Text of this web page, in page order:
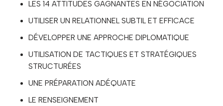
LES 14 ATTITUDES GAGNANTES EN NÉGOCIATION
UTILISER UN RELATIONNEL SUBTIL ET EFFICACE
DÉVELOPPER UNE APPROCHE DIPLOMATIQUE
UTILISATION DE TACTIQUES ET STRATÉGIQUES
STRUCTURÉES
UNE PRÉPARATION ADÉQUATE
LE RENSEIGNEMENT